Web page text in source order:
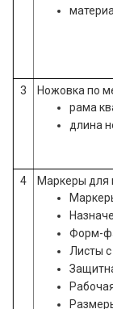
3
Ножовка по
рама
длина
4
Маркеры для
Форм-
Листы с